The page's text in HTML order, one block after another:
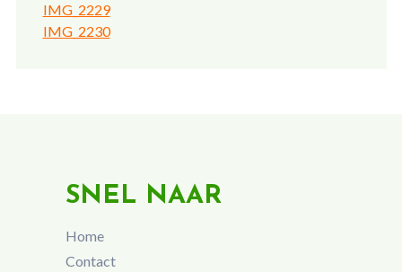
IMG_2229
IMG_2230
SNEL NAAR
Home
Contact